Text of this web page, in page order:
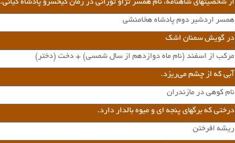
از شخصیتهای شاهنامه، نام همسر تژاو تورانی در زمان کیخسرو پادشاه کیانی.
همسر اردشیر دوم پادشاه هخامنشی
در گویش سمنان اشک
مرکب از اسفند (نام ماه دوازدهم از سال شمسی) + دخت (دختر)
آبی که از چشم می‌ریزد.
نام کوهی در مازندران
درختی که برگهای پنجه ای و میوه بالدار دارد.
ریشه افرختن